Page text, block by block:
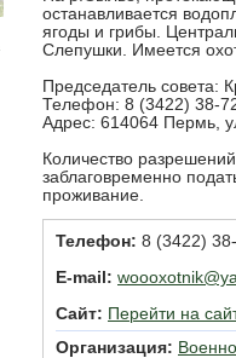
останавливается
ягоды и грибы.
Слепушки. Имеется
Председатель совета:
Телефон: 8 (3422) 38-
Адрес: 614064 Пермь,
Количество
заблаговременно
проживание.
Телефон: 8 (3422)
E-mail:
Сайт: Перейти на
Организация: